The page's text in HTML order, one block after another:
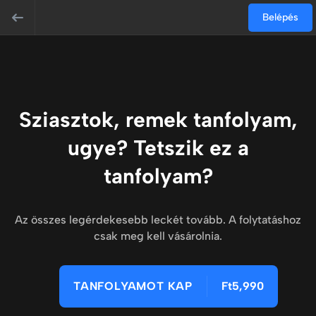
Belépés
Sziasztok, remek tanfolyam,
ugye? Tetszik ez a
tanfolyam?
Az összes legérdekesebb leckét tovább. A folytatáshoz
csak meg kell vásárolnia.
TANFOLYAMOT KAP Ft5,990